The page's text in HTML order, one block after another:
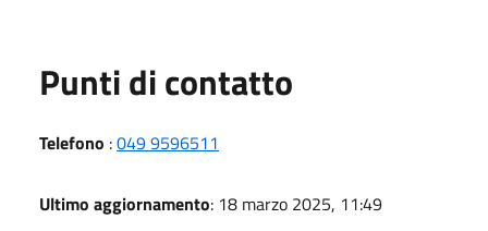
Punti di contatto
Telefono :049 9596511
Ultimo aggiornamento: 18 marzo 2025, 11:49